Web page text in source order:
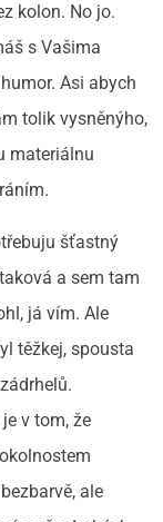
kolon. No jo.
s Vašima
Asi abych
tolik vysněnýho,
materiálnu
šťastný
a sem tam
já vím. Ale
těžkej, spousta
v tom, že
ale